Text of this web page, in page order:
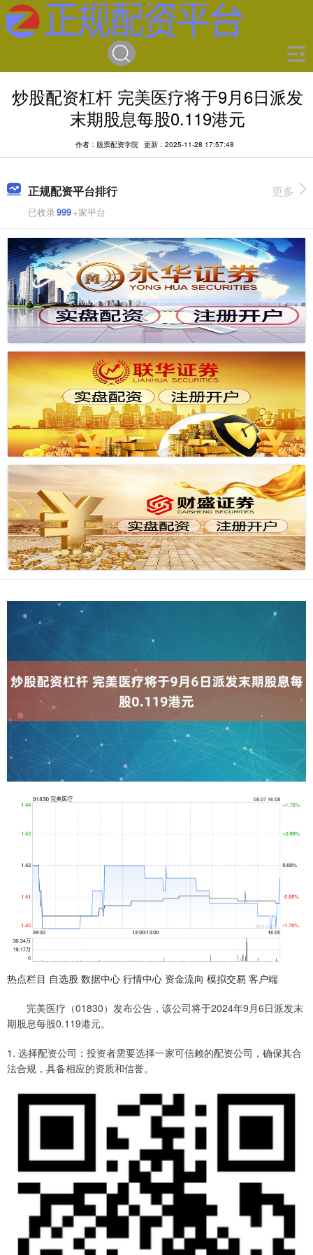
炒股配资杠杆 完美医疗将于9月6日派发
末期股息每股0.119港元
作者：股票配资学院 更新：2025-11-28 17:57:48
正规配资平台排行
已收录999+家平台
更多
热点栏目 自选股 数据中心 行情中心 资金流向 模拟交易 客户端
完美医疗（01830）发布公告，该公司将于2024年9月6日派发末
期股息每股0.119港元。
1. 选择配资公司：投资者需要选择一家可信赖的配资公司，确保其合
法合规，具备相应的资质和信誉。